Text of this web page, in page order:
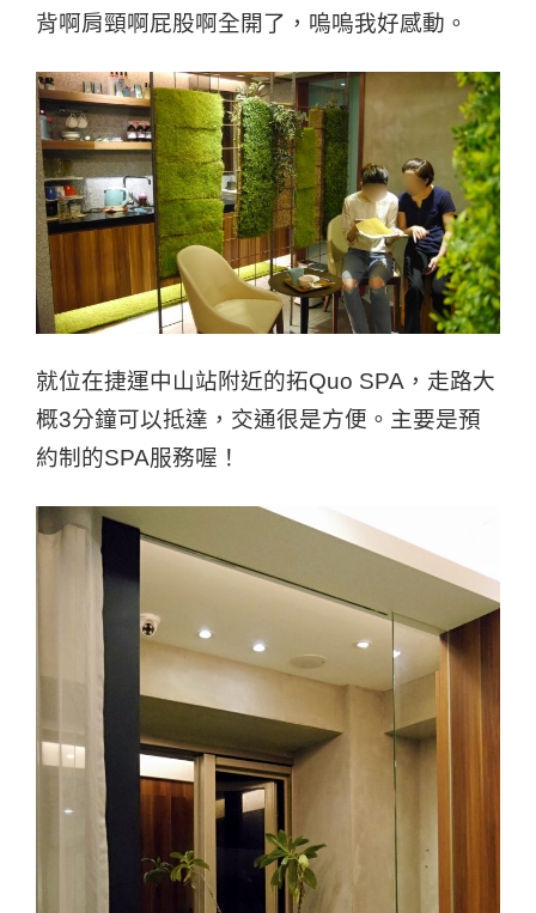
背啊肩頸啊屁股啊全開了，嗚嗚我好感動。
就位在捷運中山站附近的拓Quo SPA，走路大
概3分鐘可以抵達，交通很是方便。主要是預
約制的SPA服務喔！